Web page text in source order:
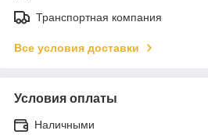
Транспортная компания
Все условия доставки
Условия оплаты
Наличными